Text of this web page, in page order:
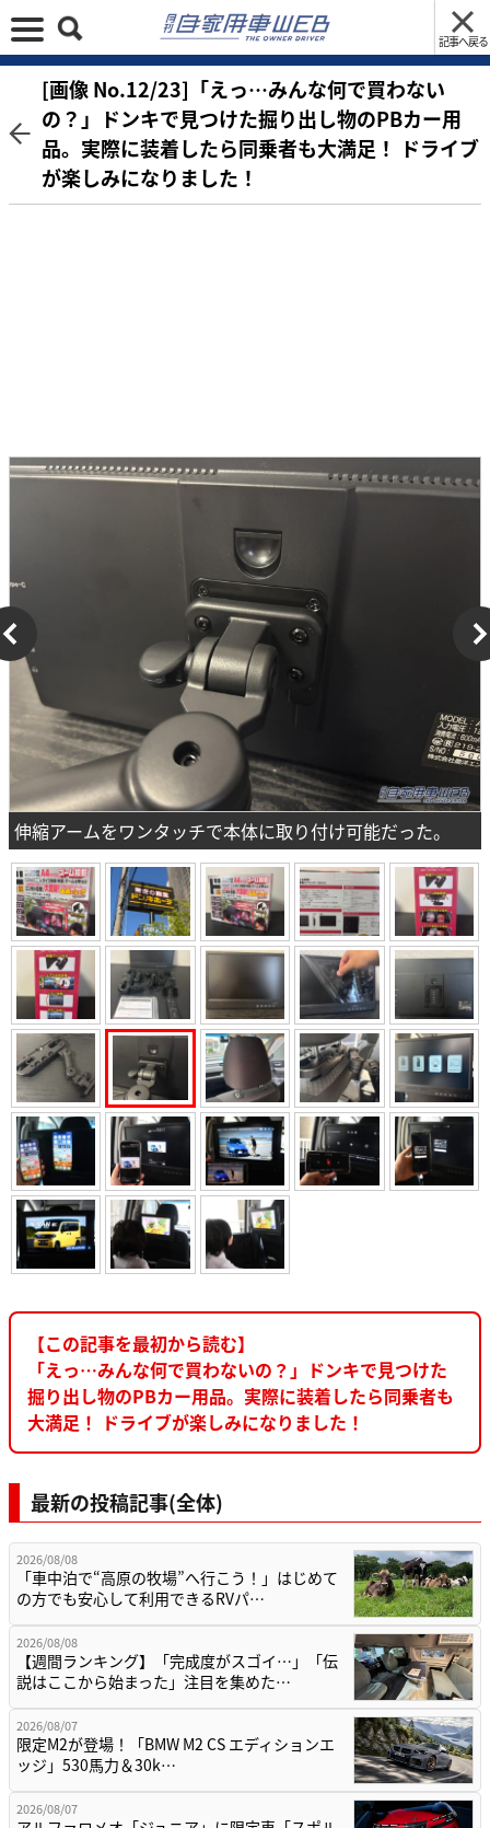
記事へ戻る
[画像 No.12/23]「えっ…みんな何で買わない
の？」ドンキで見つけた掘り出し物のPBカー用
品。実際に装着したら同乗者も大満足！ ドライブ
が楽しみになりました！
伸縮アームをワンタッチで本体に取り付け可能だった。
【この記事を最初から読む】
「えっ…みんな何で買わないの？」ドンキで見つけた
掘り出し物のPBカー用品。実際に装着したら同乗者も
大満足！ ドライブが楽しみになりました！
最新の投稿記事(全体)
2026/08/08
「車中泊で“高原の牧場”へ行こう！」はじめて
の方でも安心して利用できるRVパ…
2026/08/08
【週間ランキング】「完成度がスゴイ…」「伝
説はここから始まった」注目を集めた…
2026/08/07
限定M2が登場！「BMW M2 CS エディションエ
ッジ」530馬力＆30k…
2026/08/07